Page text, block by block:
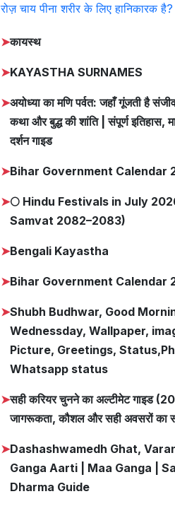
रोज़ चाय पीना शरीर के लिए हानिकारक है?
➤कायस्थ
➤KAYASTHA SURNAMES
➤अयोध्या का मणि पर्वत: जहाँ गूंजती है
कथा और बुद्ध की शांति | संपूर्ण इतिहास,
दर्शन गाइड
➤Bihar Government Calendar
➤🌕 Hindu Festivals in July
Samvat 2082–2083)
➤Bengali Kayastha
➤Bihar Government Calendar
➤Shubh Budhwar, Good
Wednessday, Wallpaper,
Picture, Greetings,
Whatsapp status
➤सही करियर चुनने का अल्टीमेट गाइड
जागरूकता, कौशल और सही अवसरों का
➤Dashashwamedh Ghat,
Ganga Aarti | Maa Ganga |
Dharma Guide